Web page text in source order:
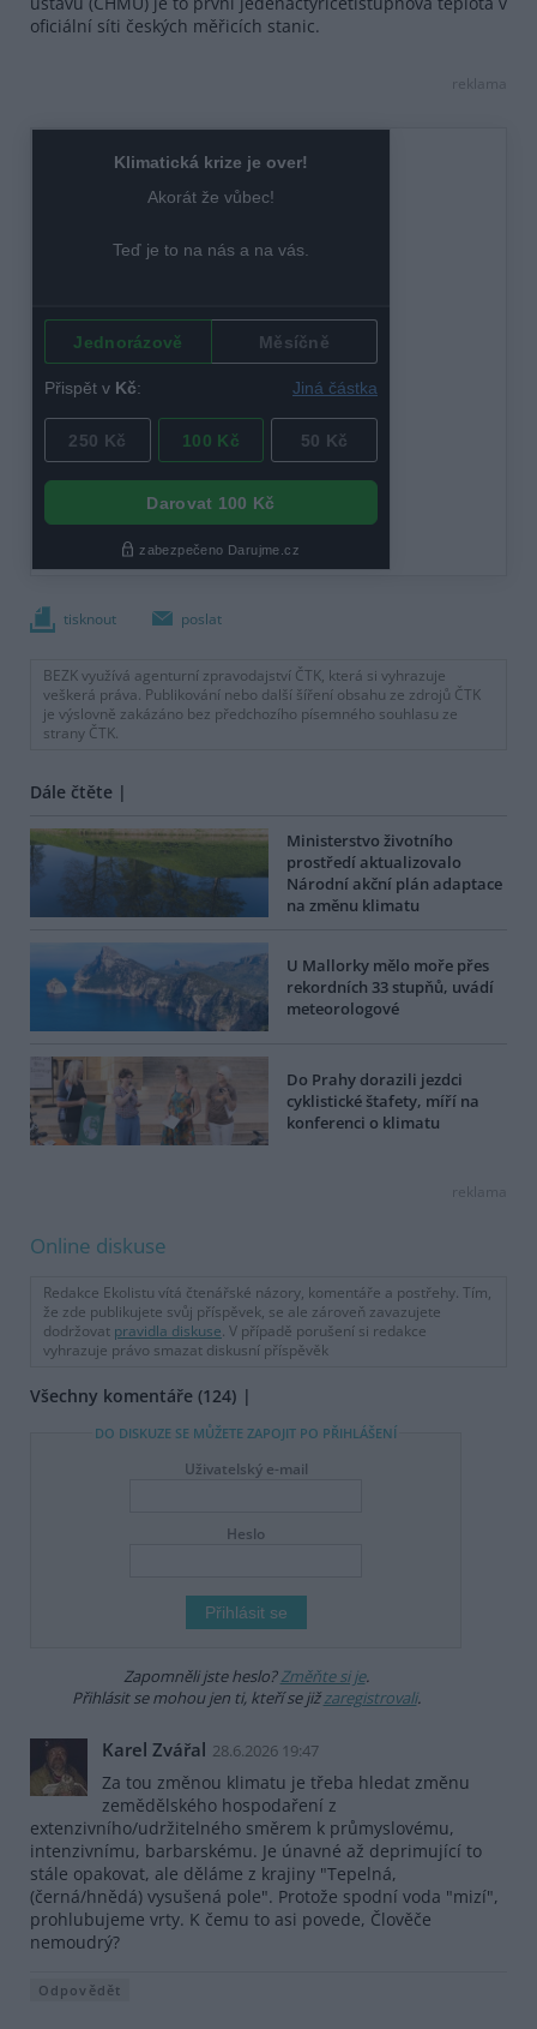
oficiální síti českých měřicích stanic.
reklama
tisknout poslat
BEZK využívá agenturní zpravodajství ČTK, která si vyhrazuje
veškerá práva. Publikování nebo další šíření obsahu ze zdrojů ČTK
je výslovně zakázáno bez předchozího písemného souhlasu ze
strany ČTK.
Dále čtěte |
Ministerstvo životního
prostředí aktualizovalo
Národní akční plán adaptace
na změnu klimatu
U Mallorky mělo moře přes
rekordních 33 stupňů, uvádí
meteorologové
Do Prahy dorazili jezdci
cyklistické štafety, míří na
konferenci o klimatu
reklama
Online diskuse
Redakce Ekolistu vítá čtenářské názory, komentáře a postřehy. Tím,
že zde publikujete svůj příspěvek, se ale zároveň zavazujete
dodržovat pravidla diskuse. V případě porušení si redakce
vyhrazuje právo smazat diskusní příspěvěk
Všechny komentáře (124)
DO DISKUZE SE MŮŽETE ZAPOJIT PO PŘIHLÁŠENÍ
Uživatelský e-mail
Heslo
Zapomněli jste heslo?Změňte si je.
Přihlásit se mohou jen ti, kteří se jižzaregistrovali.
Karel Zvářal 28.6.2026 19:47
Za tou změnou klimatu je třeba hledat změnu
zemědělského hospodaření z
extenzivního/udržitelného směrem k průmyslovému,
intenzivnímu, barbarskému. Je únavné až deprimující to
stále opakovat, ale děláme z krajiny "Tepelná,
(černá/hnědá) vysušená pole". Protože spodní voda "mizí",
prohlubujeme vrty. K čemu to asi povede, Člověče
nemoudrý?
Odpovědět